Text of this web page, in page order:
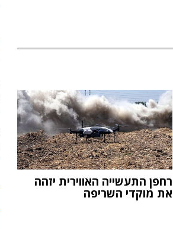
רחפן התעשייה האווירית יזהה
את מוקדי השריפה